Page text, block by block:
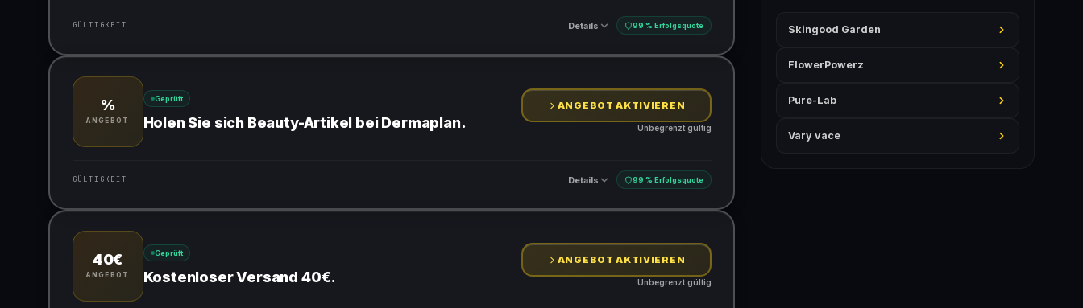
GÜLTIGKEIT Details 99 % Erfolgsquote
Gültig für teilnehmende Produkte
%
ANGEBOT
Geprüft
Holen Sie sich Beauty-Artikel bei Dermaplan.
ANGEBOT AKTIVIEREN
Unbegrenzt gültig
GÜLTIGKEIT Details 99 % Erfolgsquote
Gültig für teilnehmende Produkte
40€
ANGEBOT
Geprüft
Kostenloser Versand 40€.
ANGEBOT AKTIVIEREN
Unbegrenzt gültig
Skingood Garden
FlowerPowerz
Pure-Lab
Vary vace